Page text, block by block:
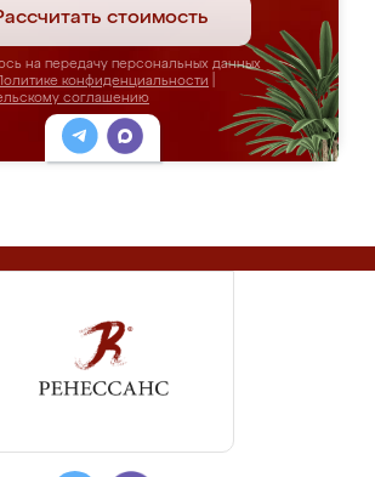
стоимость
на передачу персональных данных
конфиденциальности
соглашению